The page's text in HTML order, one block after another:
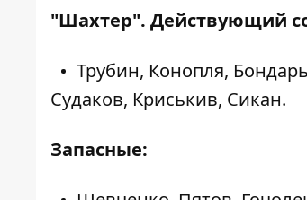
"Шахтер". Действующий
Трубин, Конопля,
Судаков, Криськив, Сикан.
Запасные: